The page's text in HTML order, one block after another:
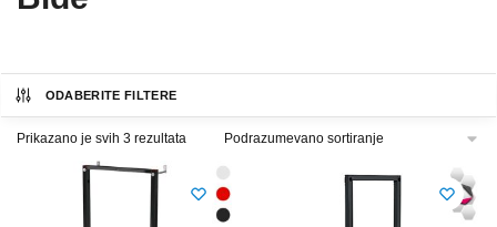
ODABERITE FILTERE
Prikazano je svih 3 rezultata